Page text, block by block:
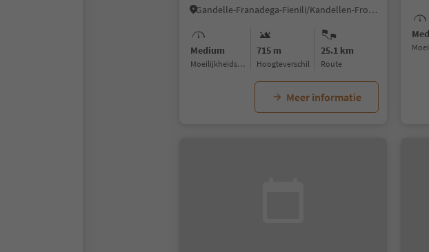
Gandelle-Franadega-Fienili/Kandellen-Frondeigen-Stadlern, Toblach/Dobbiaco, Dolomites Region 3 Zinnen
Medium
Moeilijkheidsgraad
715 m
Hoogteverschil
25.1 km
Route
Meer informatie